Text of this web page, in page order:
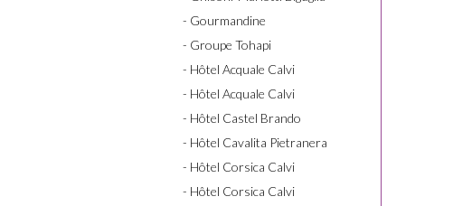
- Gourmandine
- Groupe Tohapi
- Hôtel Acquale Calvi
- Hôtel Acquale Calvi
- Hôtel Castel Brando
- Hôtel Cavalita Pietranera
- Hôtel Corsica Calvi
- Hôtel Corsica Calvi